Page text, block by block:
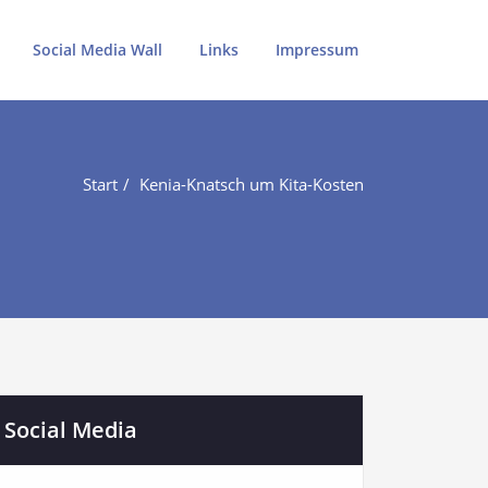
Social Media Wall Links Impressum
Start Kenia-Knatsch um Kita-Kosten
Social Media